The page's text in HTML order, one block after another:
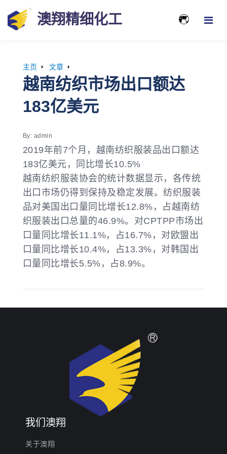
澳翔精细化工
主页 文章
越南纺织市场出口额达
183亿美元
By: admin
2019年前7个月，越南纺织服装品出口额达
183亿美元，同比增长10.5%
越南纺织服装协会的统计数据显示，各传统
出口市场仍得到保持及稳定发展。纺织服装
品对美国出口量同比增长12.8%，占越南纺
织服装出口总量的46.9%。对CPTPP市场出
口量同比增长11.1%，占16.7%，对欧盟出
口量同比增长10.4%，占13.3%，对韩国出
口量同比增长5.5%，占8.9%。
我们澳翔
关于澳翔